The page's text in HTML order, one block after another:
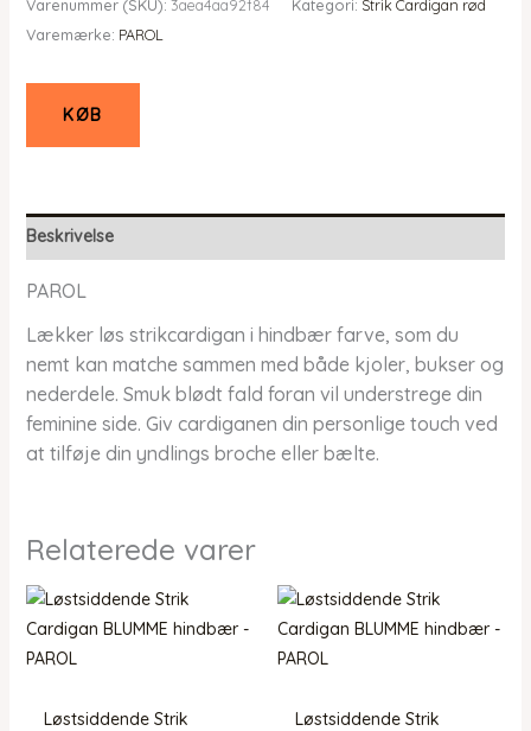
Varenummer (SKU): 3aea4aa92f84 Kategori: Strik Cardigan rød
Varemærke: PAROL
KØB
Beskrivelse
PAROL
Lækker løs strikcardigan i hindbær farve, som du
nemt kan matche sammen med både kjoler, bukser og
nederdele. Smuk blødt fald foran vil understrege din
feminine side. Giv cardiganen din personlige touch ved
at tilføje din yndlings broche eller bælte.
Relaterede varer
Løstsiddende Strik
Løstsiddende Strik